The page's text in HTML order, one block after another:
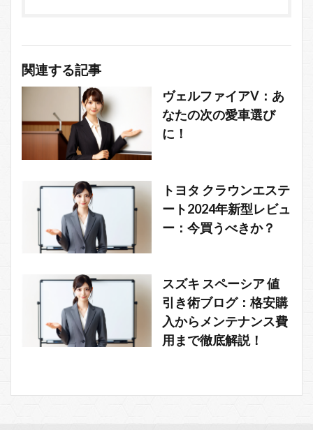
関連する記事
ヴェルファイアV：あ
なたの次の愛車選び
に！
トヨタ クラウンエステ
ート2024年新型レビュ
ー：今買うべきか？
スズキ スペーシア 値
引き術ブログ：格安購
入からメンテナンス費
用まで徹底解説！